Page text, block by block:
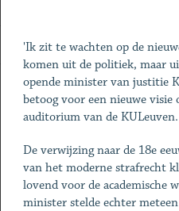
'Ik zit te wachten op de
komen uit de politiek, maar
opende minister van justitie
betoog voor een nieuwe
auditorium van de KULeuven.
De verwijzing naar de 18e
van het moderne strafrecht
lovend voor de academische
minister stelde echter